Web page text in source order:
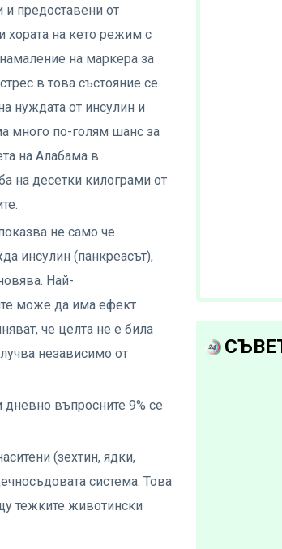
и предоставени от
хората на кето режим с
на маркера за
в това състояние се
нуждата от инсулин и
много по-голям шанс за
на Алабама в
на десетки килограми от
не само че
инсулин (панкреасът),
Най-
може да има ефект
че целта не е била
независимо от
въпросните 9% се
(зехтин, ядки,
система. Това
тежките животински